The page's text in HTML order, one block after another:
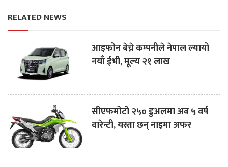
RELATED NEWS
आइफोन बेच्ने कम्पनीले नेपाल ल्यायो
नयाँ ईभी, मूल्य २१ लाख
सीएफमोटो २५० डुअलमा अब ५ वर्ष
वारेन्टी, यस्ता छन् नाइमा अफर